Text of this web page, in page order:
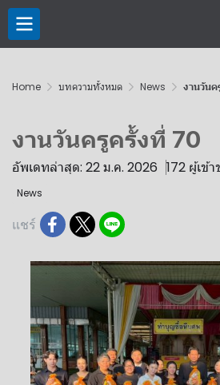
Home บทความทั้งหมด News งานวัน
งานวันครูครั้งที่ 70
อัพเดทล่าสุด: 22 ม.ค. 2026 172 ผู้เข้
News
แชร์